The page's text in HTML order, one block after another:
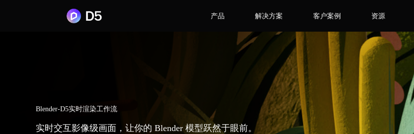
产品 解决方案 客户案例 资源
Blender-D5实时渲染工作流
实时交互影像级画面，让你的 Blender 模型跃然于眼前。